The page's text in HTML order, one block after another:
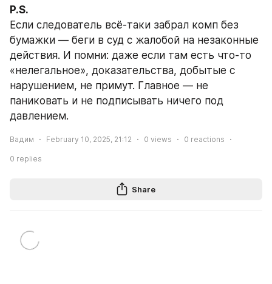
P.S.
Если следователь всё-таки забрал комп без
бумажки — беги в суд с жалобой на незаконные
действия. И помни: даже если там есть что-то
«нелегальное», доказательства, добытые с
нарушением, не примут. Главное — не
паниковать и не подписывать ничего под
давлением.
Вадим February 10, 2025, 21:12 0 views 0 reactions
0 replies
Share